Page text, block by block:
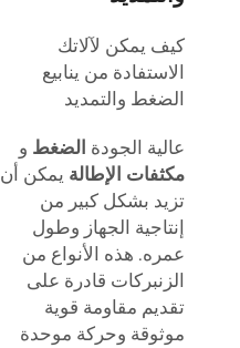
كيف يمكن لآلاتك
الاستفادة من ينابيع
الضغط والتمديد
عالية الجودة الضغط و
مكثفات الإطالة يمكن أن
تزيد بشكل كبير من
إنتاجية الجهاز وطول
عمره. هذه الأنواع من
الزنبركات قادرة على
تقديم مقاومة قوية
موثوقة وحركة موحدة